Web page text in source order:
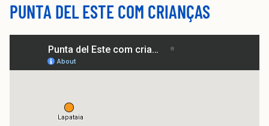
PUNTA DEL ESTE COM CRIANÇAS